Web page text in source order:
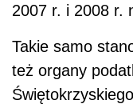
2007 r. i 2008 r.
Takie samo
też organy